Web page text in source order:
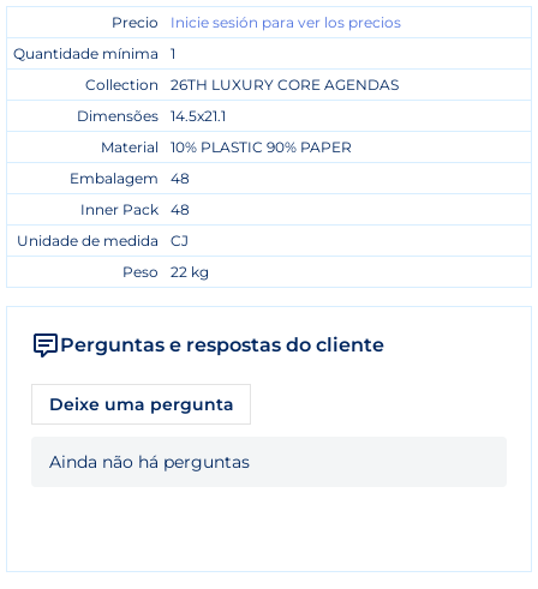
Precio
Inicie sesión para ver los precios
Quantidade mínima
1
Collection
26TH LUXURY CORE AGENDAS
Dimensões
14.5x21.1
Material
10% PLASTIC 90% PAPER
Embalagem
48
Inner Pack
48
Unidade de medida
CJ
Peso
22 kg
Perguntas e respostas do cliente
Deixe uma pergunta
Ainda não há perguntas